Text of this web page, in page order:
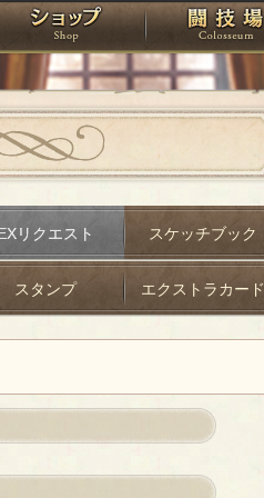
タジオ ショップ
リクエスト スケッチブック
スタンプ エクストラカード